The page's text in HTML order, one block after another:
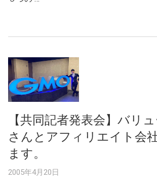
【共同記者発表会】バリ
さんとアフィリエイト会
ます。
2005年4月20日